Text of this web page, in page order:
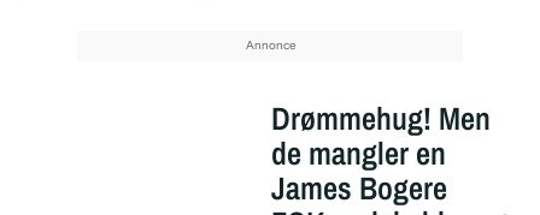
Drømmehug! Men
de mangler en
James Bogere